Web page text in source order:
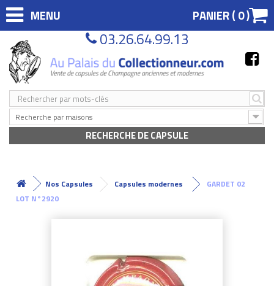
MENU PANIER (0)
03.26.64.99.13
Recherche par maisons
RECHERCHE DE CAPSULE
Nos Capsules Capsules modernes
GARDET 02
LOT N°2920